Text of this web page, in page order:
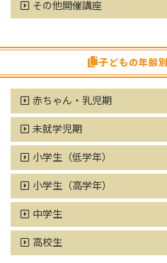
その他開催講座
子どもの年齢
赤ちゃん・乳児期
未就学児期
小学生（低学年）
小学生（高学年）
中学生
高校生